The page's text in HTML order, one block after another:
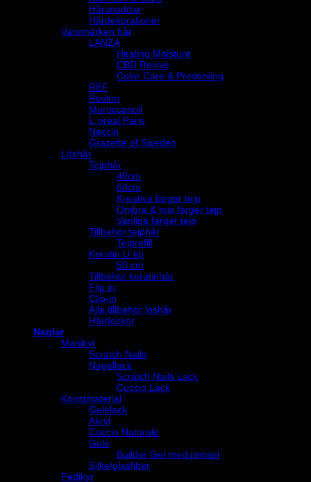
Hårsnoddar
Hårdekorationer
Varumärken hår
LANZA
Healing Moisture
CBD Revive
Color Care & Preserving
REF
Revlon
Moroccanoil
L´oréal Paris
Neccin
Grazette of Sweden
Löshår
Tejphår
40cm
60cm
Kreativa färger tejp
Ombre & mix färger tejp
Vanliga färger tejp
Tillbehör tejphår
Tejprefill
Keratin U-tip
50 cm
Tillbehör keratinhår
Flip in
Clip-in
Alla tillbehör löshår
Hårdockor
Naglar
Manikyr
Scratch Nails
Nagellack
Scratch Nails Lack
Cuccio Lack
Konstmaterial
Gelélack
Akryl
Cuccio Naturale
Gelé
Builder Gel med pensel
Silke/glasfiber
Pedikyr